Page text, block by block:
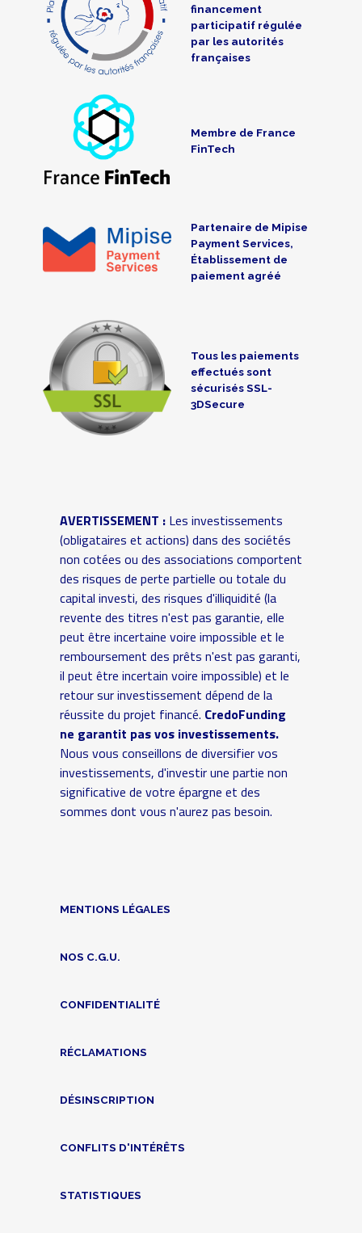
financement
participatif régulée
par les autorités
françaises
Membre de France
FinTech
Partenaire de Mipise
Payment Services,
Établissement de
paiement agréé
Tous les paiements
effectués sont
sécurisés SSL-
3DSecure
AVERTISSEMENT :Les investissements
(obligataires et actions) dans des sociétés
non cotées ou des associations comportent
des risques de perte partielle ou totale du
capital investi, des risques d'illiquidité (la
revente des titres n'est pas garantie, elle
peut être incertaine voire impossible et le
remboursement des prêts n'est pas garanti,
il peut être incertain voire impossible) et le
retour sur investissement dépend de la
réussite du projet financé. CredoFunding
ne garantit pas vos investissements.
Nous vous conseillons de diversifier vos
investissements, d'investir une partie non
significative de votre épargne et des
sommes dont vous n'aurez pas besoin.
MENTIONS LÉGALES
NOS C.G.U.
CONFIDENTIALITÉ
RÉCLAMATIONS
DÉSINSCRIPTION
CONFLITS D'INTÉRÊTS
STATISTIQUES